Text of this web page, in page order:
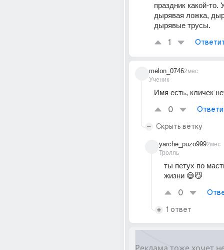
праздник какой-
дырявая ложка,
дырявые трусы.
1
melon_0746
Ученик
2мес
Имя есть, кличек
0
Скрыть ветку
yarche_puzo999
Тролль
2мес
ты петух по
жизни 😅😼
0
1 ответ